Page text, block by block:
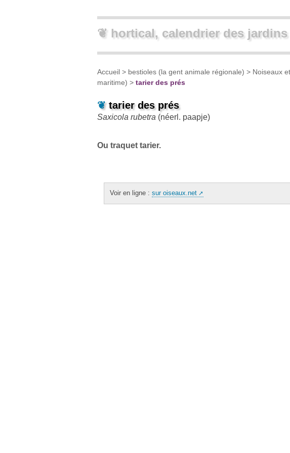
❦ hortical, calendrier des jardins
Accueil > bestioles (la gent animale régionale) > Noiseaux
maritime) > tarier des prés
❦ tarier des prés
Saxicola rubetra (néerl. paapje)
Ou traquet tarier.
Voir en ligne : sur oiseaux.net